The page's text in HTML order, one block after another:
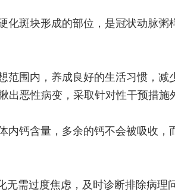
化斑块形成的部位，是冠状动脉
范围内，养成良好的生活习惯，
恶性病变，采取针对性干预措施
内钙含量，多余的钙不会被吸收
需过度焦虑，及时诊断排除病理